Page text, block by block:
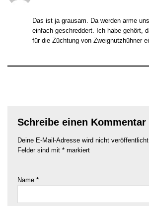
Das ist ja grausam. Da werden arme
einfach geschreddert. Ich habe gehört,
für die Züchtung von Zweignutzhühner
Schreibe einen Kommentar
Deine E-Mail-Adresse wird nicht veröffentlicht.
Felder sind mit * markiert
Name *